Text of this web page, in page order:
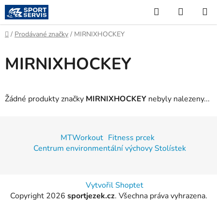
Přejít
na
obsah
Hledat
KOŠÍK
Domů
/ Prodávané značky / MIRNIXHOCKEY
MIRNIXHOCKEY
Žádné produkty značky MIRNIXHOCKEY nebyly nalezeny...
MTWorkout Fitness prcek
Centrum environmentální výchovy Stolístek
Vytvořil Shoptet
Copyright 2026 sportjezek.cz. Všechna práva vyhrazena.